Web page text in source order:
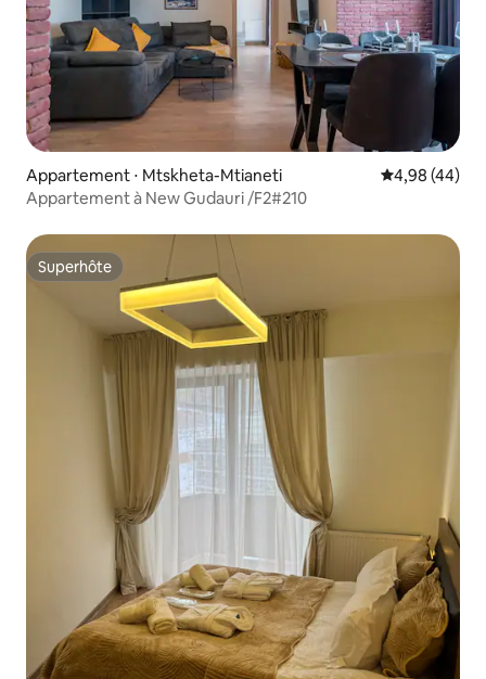
Appartement ⋅ Mtskheta-Mtianeti Évaluation
4,98 (44)
Appartement à New Gudauri /F2#210
Superhôte
Superhôte